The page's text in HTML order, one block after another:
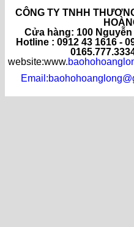
CÔNG TY TNHH
Cửa hàng: 100
Hotline : 0912 43 1616 -
website:www.